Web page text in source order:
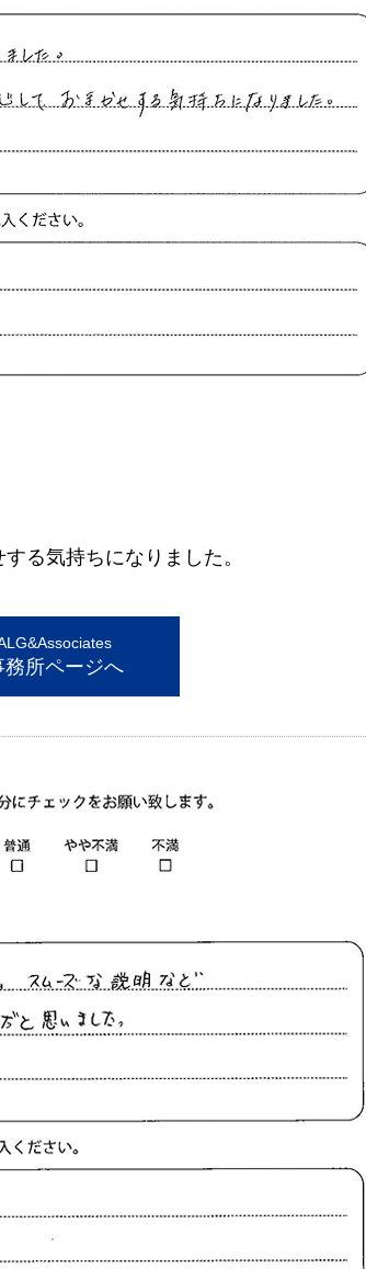
る気持ちになりました。
所ページへ